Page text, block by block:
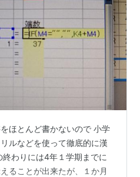
ほとんど書かないので 小学
ルなどを使って徹底的に漢
わりには4年１学期までに
ることが出来たが、１か月